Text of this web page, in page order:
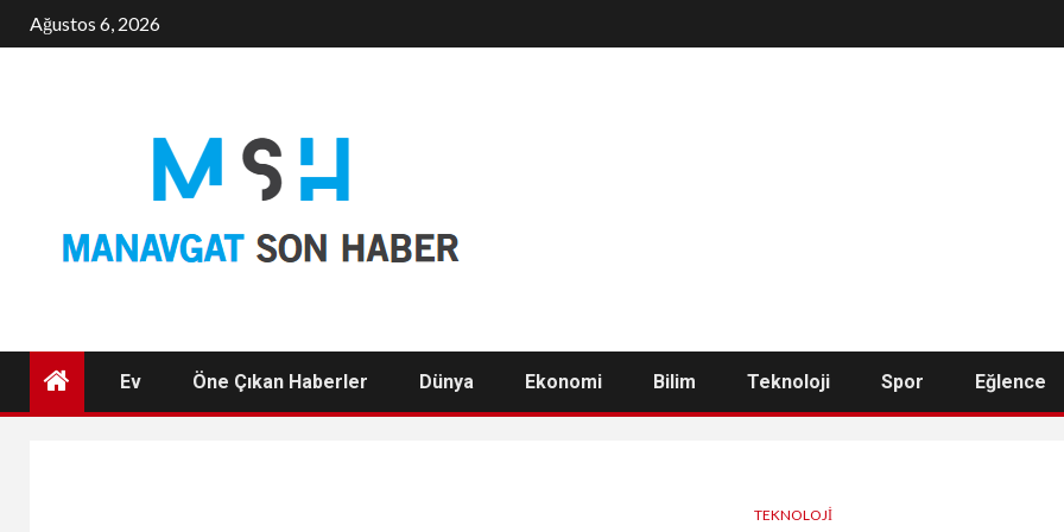
Ağustos 6, 2026
Ev Öne Çıkan Haberler Dünya Ekonomi Bilim Teknoloji Spor Eğlence
TEKNOLOJI